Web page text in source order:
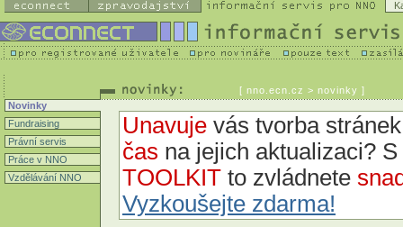
[ nno.ecn.cz > novinky ]
Novinky
Fundraising
Právní servis
Práce v NNO
Vzdělávání NNO
Unavuje vás tvorba
čas na jejich aktualizaci? S
TOOLKIT to zvládnete
Vyzkoušejte zdarma!